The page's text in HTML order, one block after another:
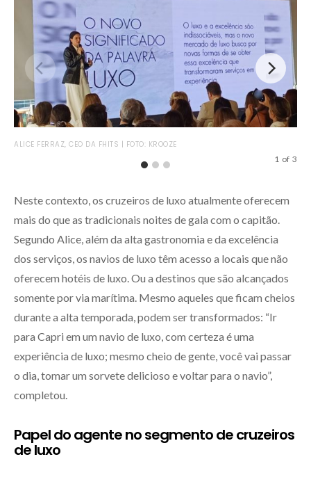
ALICE FERRAZ, CEO DA FHITS | FOTO: KROOZE
1 of 3
Neste contexto, os cruzeiros de luxo atualmente oferecem
mais do que as tradicionais noites de gala com o capitão.
Segundo Alice, além da alta gastronomia e da excelência
dos serviços, os navios de luxo têm acesso a locais que não
oferecem hotéis de luxo. Ou a destinos que são alcançados
somente por via marítima. Mesmo aqueles que ficam cheios
durante a alta temporada, podem ser transformados: “Ir
para Capri em um navio de luxo, com certeza é uma
experiência de luxo; mesmo cheio de gente, você vai passar
o dia, tomar um sorvete delicioso e voltar para o navio”,
completou.
Papel do agente no segmento de cruzeiros
de luxo